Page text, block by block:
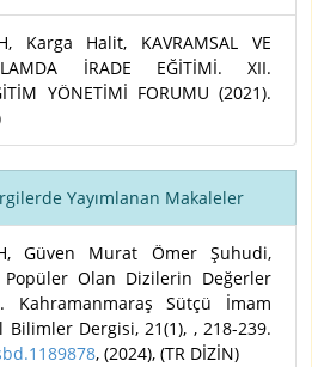
Karga Halit, KAVRAMSAL VE
İRADE EĞİTİMİ. XII.
YÖNETİMİ FORUMU (2021).
Yayımlanan Makaleler
Güven Murat Ömer Şuhudi,
Popüler Olan Dizilerin Değerler
Kahramanmaraş Sütçü İmam
Bilimler Dergisi, 21(1), , 218-239.
, (2024), (TR DİZİN)